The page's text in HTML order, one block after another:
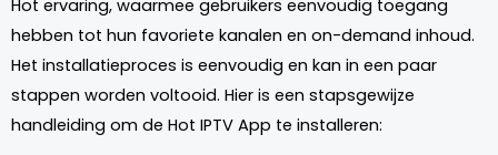
Hot ervaring, waarmee gebruikers eenvoudig toegang
hebben tot hun favoriete kanalen en on-demand inhoud.
Het installatieproces is eenvoudig en kan in een paar
stappen worden voltooid. Hier is een stapsgewijze
handleiding om de Hot IPTV App te installeren: